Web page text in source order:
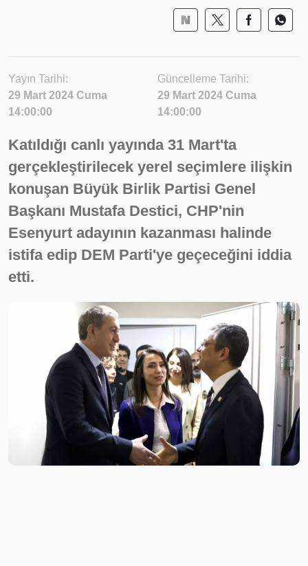
Yayın Tarihi:
29 Mart 2024 Cuma
14:00:00
Güncelleme Tarihi:
29 Mart 2024 Cuma
14:00:00
Katıldığı canlı yayında 31 Mart'ta
gerçekleştirilecek yerel seçimlere ilişkin
konuşan Büyük Birlik Partisi Genel
Başkanı Mustafa Destici, CHP'nin
Esenyurt adayının kazanması halinde
istifa edip DEM Parti'ye geçeceğini iddia
etti.